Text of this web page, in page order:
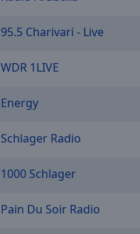
95.5 Charivari - Live
WDR 1LIVE
Energy
Schlager Radio
1000 Schlager
Pain Du Soir Radio